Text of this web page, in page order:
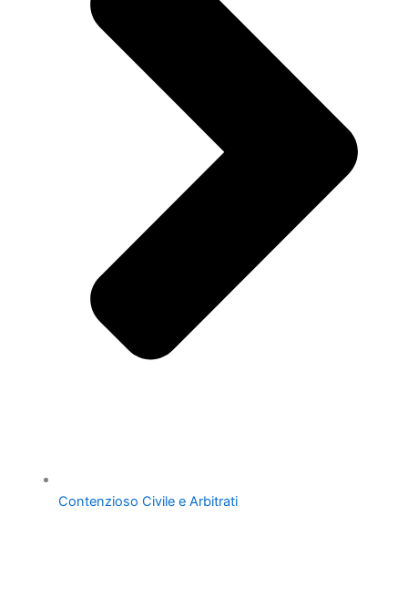
Contenzioso Civile e Arbitrati